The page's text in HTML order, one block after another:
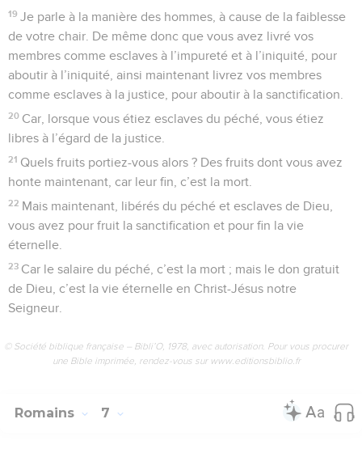
19 Je parle à la manière des hommes, à cause de la faiblesse
de votre chair. De même donc que vous avez livré vos
membres comme esclaves à l’impureté et à l’iniquité, pour
aboutir à l’iniquité, ainsi maintenant livrez vos membres
comme esclaves à la justice, pour aboutir à la sanctification.
20 Car, lorsque vous étiez esclaves du péché, vous étiez
libres à l’égard de la justice.
21 Quels fruits portiez-vous alors ? Des fruits dont vous avez
honte maintenant, car leur fin, c’est la mort.
22 Mais maintenant, libérés du péché et esclaves de Dieu,
vous avez pour fruit la sanctification et pour fin la vie
éternelle.
23 Car le salaire du péché, c’est la mort ; mais le don gratuit
de Dieu, c’est la vie éternelle en Christ-Jésus notre
Seigneur.
© Société biblique française – Bibli’O, 1978, avec autorisation. Pour vous procurer
une Bible imprimée, rendez-vous sur www.editionsbiblio.fr
Romains 7